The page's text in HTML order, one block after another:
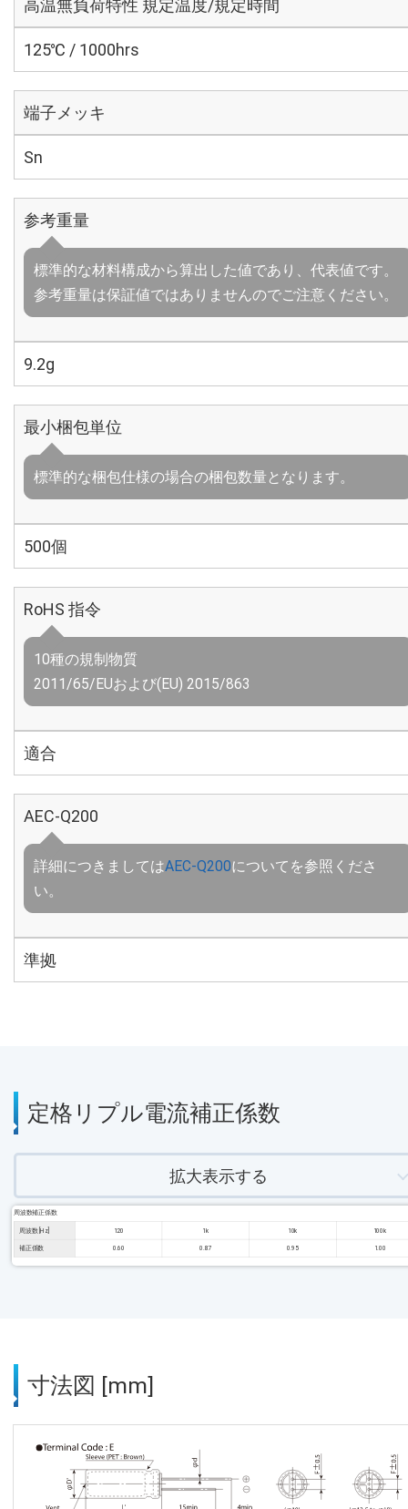
高温無負荷特性 規定温度/規定時間
125℃ / 1000hrs
端子メッキ
Sn
参考重量
標準的な材料構成から算出した値であり、代表値です。
参考重量は保証値ではありませんのでご注意ください。
9.2g
最小梱包単位
標準的な梱包仕様の場合の梱包数量となります。
500個
RoHS 指令
10種の規制物質
2011/65/EUおよび(EU) 2015/863
適合
AEC-Q200
詳細につきましてはAEC-Q200についてを参照くださ
い。
準拠
定格リプル電流補正係数
拡大表示する
周波数補正係数
周波数 [Hz] 120 1k 10k 100k
補正係数 0.60 0.87 0.95 1.00
寸法図 [mm]